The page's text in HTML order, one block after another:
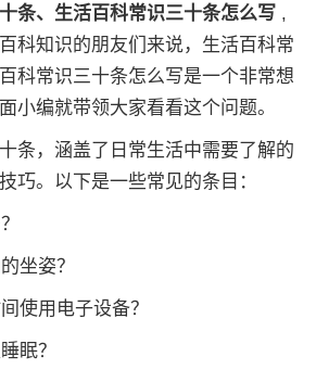
条、生活百科常识三十条怎么写 ,
科知识的朋友们来说，生活百科常
科常识三十条怎么写是一个非常想
小编就带领大家看看这个问题。
条，涵盖了日常生活中需要了解的
巧。以下是一些常见的条目：
坐姿？
使用电子设备？
眠？